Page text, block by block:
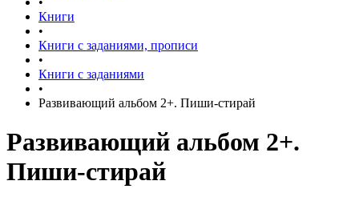
Книги
•
Книги с заданиями, прописи
•
Книги с заданиями
•
Развивающий альбом 2+. Пиши-стирай
Развивающий альбом 2+.
Пиши-стирай